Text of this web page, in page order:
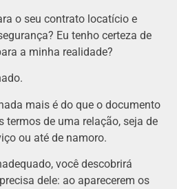
o seu contrato locatício e
Eu tenho certeza de
a minha realidade?
mais é do que o documento
termos de uma relação, seja de
ou até de namoro.
você descobrirá
dele: ao aparecerem os